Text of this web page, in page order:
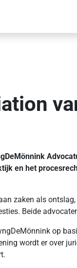
en het
zaken als
Beide
op
wordt er over